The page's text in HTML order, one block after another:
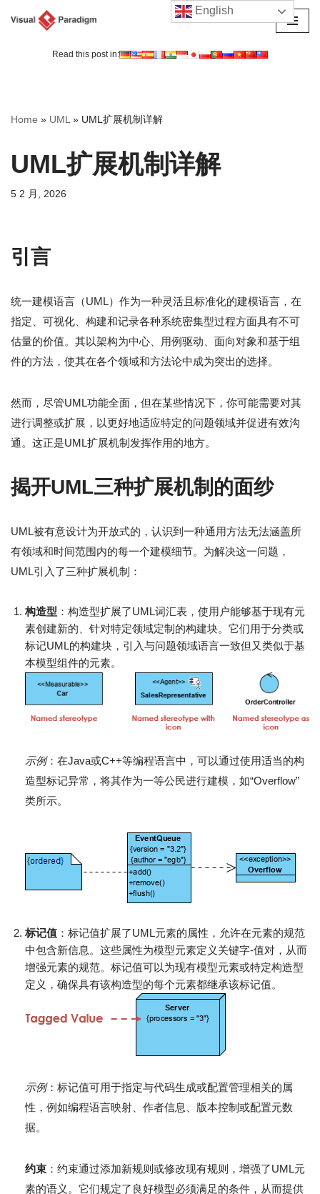
Read this post in:
Home » UML» UML扩展机制详解
UML扩展机制详解
5 2 月, 2026
引言
统一建模语言（UML）作为一种灵活且标准化的建模语言，在
指定、可视化、构建和记录各种系统密集型过程方面具有不可
估量的价值。其以架构为中心、用例驱动、面向对象和基于组
件的方法，使其在各个领域和方法论中成为突出的选择。
然而，尽管UML功能全面，但在某些情况下，你可能需要对其
进行调整或扩展，以更好地适应特定的问题领域并促进有效沟
通。这正是UML扩展机制发挥作用的地方。
揭开UML三种扩展机制的面纱
UML被有意设计为开放式的，认识到一种通用方法无法涵盖所
有领域和时间范围内的每一个建模细节。为解决这一问题，
UML引入了三种扩展机制：
构造型 ：构造型扩展了UML词汇表，使用户能够基于现有元
素创建新的、针对特定领域定制的构建块。它们用于分类或
标记UML的构建块，引入与问题领域语言一致但又类似于基
本模型组件的元素。
示例：在Java或C++等编程语言中，可以通过使用适当的构
造型标记异常，将其作为一等公民进行建模，如“Overflow”
类所示。
标记值 ：标记值扩展了UML元素的属性，允许在元素的规范
中包含新信息。这些属性为模型元素定义关键字-值对，从而
增强元素的规范。标记值可以为现有模型元素或特定构造型
定义，确保具有该构造型的每个元素都继承该标记值。
示例：标记值可用于指定与代码生成或配置管理相关的属
性，例如编程语言映射、作者信息、版本控制或配置元数
据。
约束 ：约束通过添加新规则或修改现有规则，增强了UML元
素的语义。它们规定了良好模型必须满足的条件，从而提供
English